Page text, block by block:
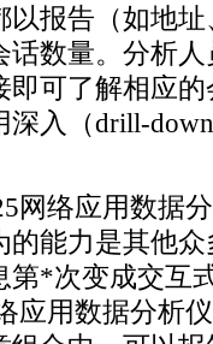
以报告（如地
话数量。分析
即可了解相应
深入（drill-
网络应用数据
的能力是其他
第*次变成交互
应用数据分析